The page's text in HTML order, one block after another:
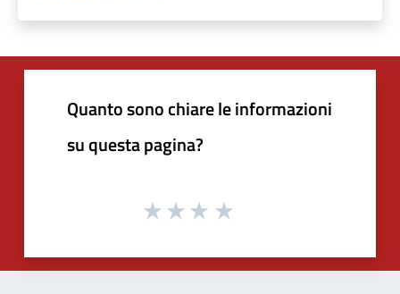
Quanto sono chiare le informazioni
su questa pagina?